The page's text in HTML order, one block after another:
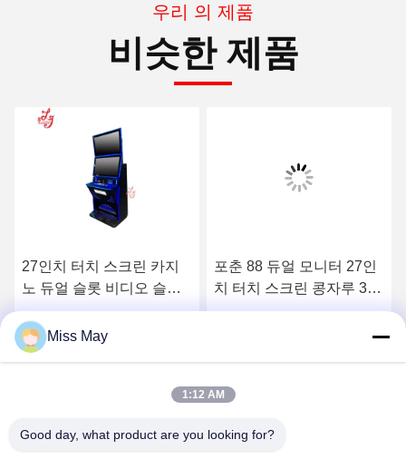
우리 의 제품
비슷한 제품
포춘 88 듀얼 모니터 27인
치 터치 스크린 콩자루 3
게임기 판매
최상의 가격을 얻으세요
27인치 듀얼 모니터 터치
스크린 콩자루 3 게임 기계
판매
최상의 가격을 얻으세요
Miss May
1:12 AM
Good day, what product are you looking for?